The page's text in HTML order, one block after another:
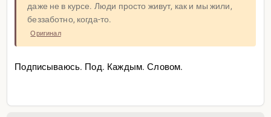
даже не в курсе. Люди просто живут, как и мы жили,
беззаботно, когда-то.
Оригинал
Подписываюсь. Под. Каждым. Словом.